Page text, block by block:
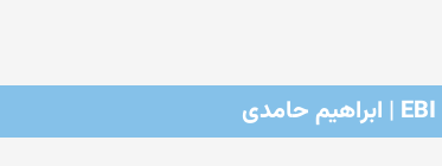
EBI | ابراهیم حامدی